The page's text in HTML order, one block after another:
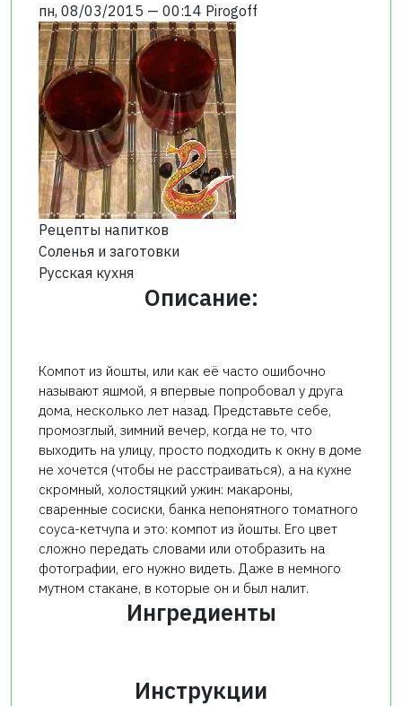
пн, 08/03/2015 — 00:14 Pirogoff
Рецепты напитков
Соленья и заготовки
Русская кухня
Описание:
Компот из йошты, или как её часто ошибочно
называют яшмой, я впервые попробовал у друга
дома, несколько лет назад. Представьте себе,
промозглый, зимний вечер, когда не то, что
выходить на улицу, просто подходить к окну в доме
не хочется (чтобы не расстраиваться), а на кухне
скромный, холостяцкий ужин: макароны,
сваренные сосиски, банка непонятного томатного
соуса-кетчупа и это: компот из йошты. Его цвет
сложно передать словами или отобразить на
фотографии, его нужно видеть. Даже в немного
мутном стакане, в которые он и был налит.
Ингредиенты
Инструкции